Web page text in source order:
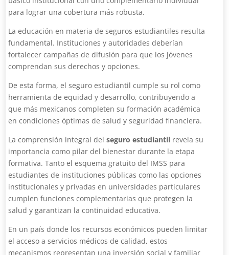
para lograr una cobertura más robusta.
La educación en materia de seguros estudiantiles resulta
fundamental. Instituciones y autoridades deberían
fortalecer campañas de difusión para que los jóvenes
comprendan sus derechos y opciones.
De esta forma, el seguro estudiantil cumple su rol como
herramienta de equidad y desarrollo, contribuyendo a
que más mexicanos completen su formación académica
en condiciones óptimas de salud y seguridad financiera.
La comprensión integral delseguro estudiantil revela su
importancia como pilar del bienestar durante la etapa
formativa. Tanto el esquema gratuito del IMSS para
estudiantes de instituciones públicas como las opciones
institucionales y privadas en universidades particulares
cumplen funciones complementarias que protegen la
salud y garantizan la continuidad educativa.
En un país donde los recursos económicos pueden limitar
el acceso a servicios médicos de calidad, estos
mecanismos representan una inversión social y familiar